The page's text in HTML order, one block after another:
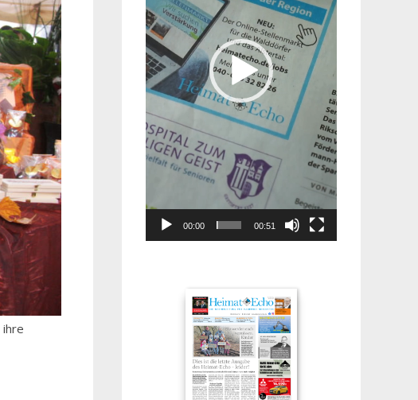
00:00 00:51